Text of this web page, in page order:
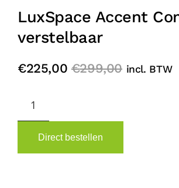
LuxSpace Accent
verstelbaar
€225,00 €299,00 incl. BTW
Accent
Compact,
verstelbaar
quantity
Direct bestellen